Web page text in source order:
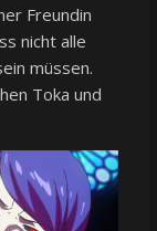
Freundin
nicht alle
müssen.
Toka und